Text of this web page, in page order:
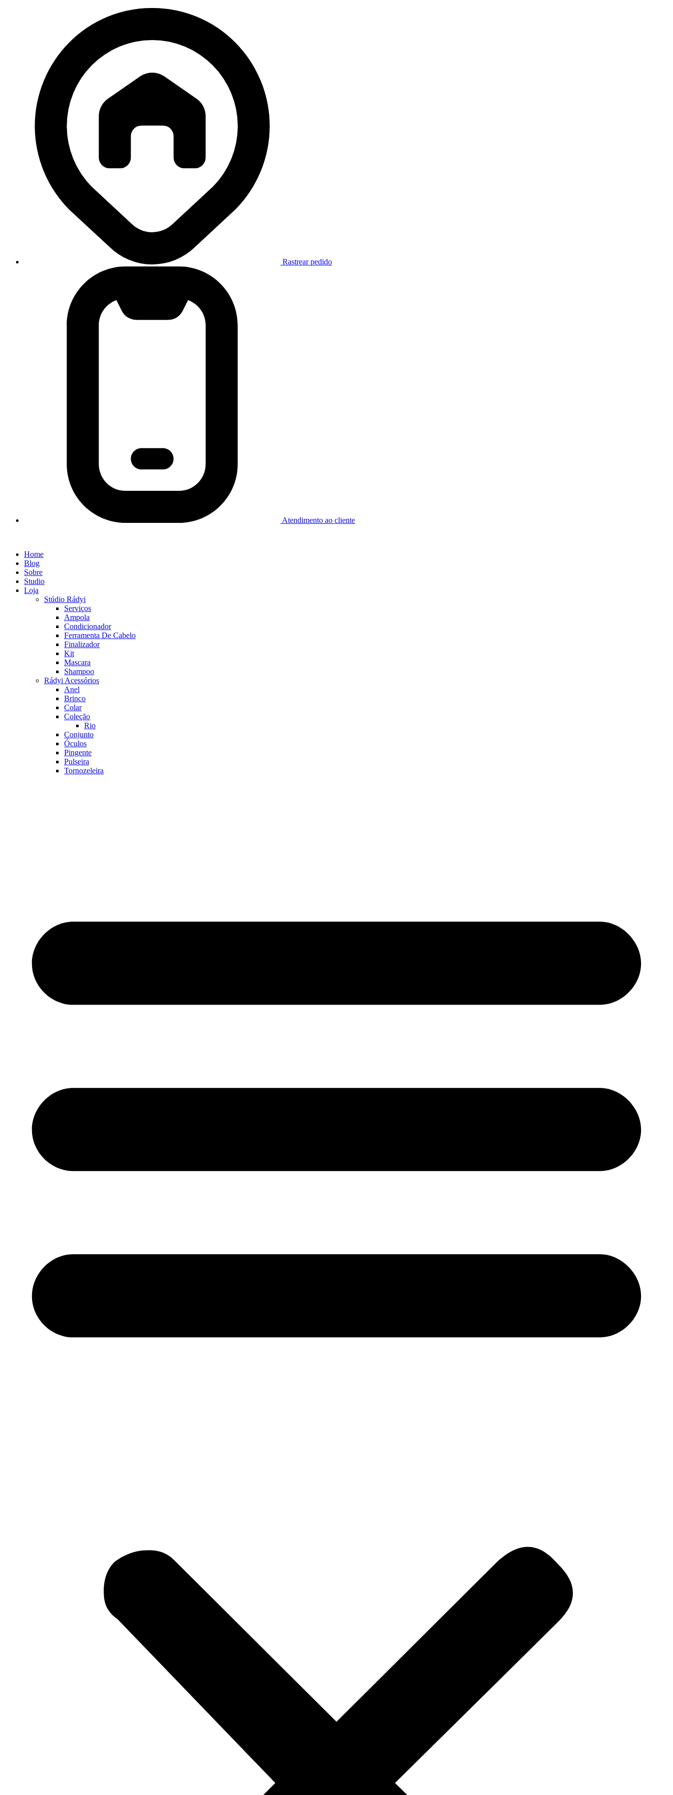
Rastrear pedido
Atendimento ao cliente
Home
Blog
Sobre
Studio
Loja
Stúdio Rádyi
Serviços
Ampola
Condicionador
Ferramenta De Cabelo
Finalizador
Kit
Mascara
Shampoo
Rádyi Acessórios
Anel
Brinco
Colar
Coleção
Rio
Conjunto
Óculos
Pingente
Pulseira
Tornozeleira